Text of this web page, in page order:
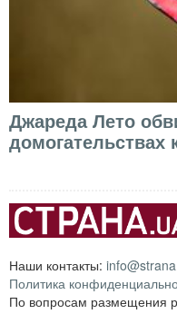
Джареда Лето
домогательствах
Наши контакты:
Политика
По вопросам размещения